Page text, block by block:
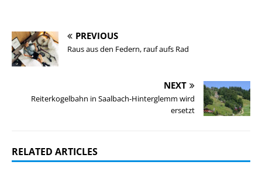
PREVIOUS
Raus aus den Federn, rauf aufs Rad
NEXT
Reiterkogelbahn in Saalbach-Hinterglemm wird
ersetzt
RELATED ARTICLES